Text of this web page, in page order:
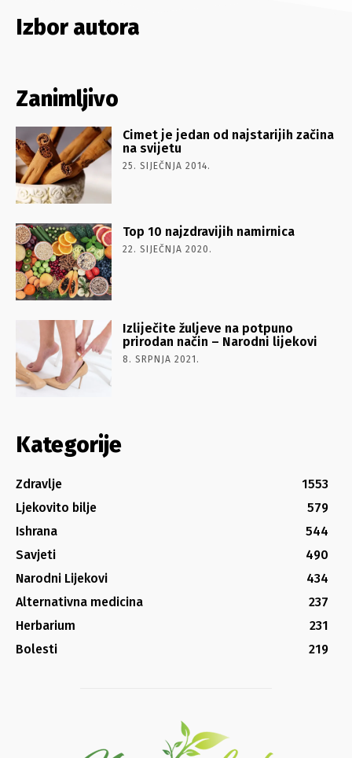
Izbor autora
Zanimljivo
Cimet je jedan od najstarijih začina
na svijetu
25. SIJEČNJA 2014.
Top 10 najzdravijih namirnica
22. SIJEČNJA 2020.
Izliječite žuljeve na potpuno
prirodan način – Narodni lijekovi
8. SRPNJA 2021.
Kategorije
Zdravlje
1553
Ljekovito bilje
579
Ishrana
544
Savjeti
490
Narodni Lijekovi
434
Alternativna medicina
237
Herbarium
231
Bolesti
219